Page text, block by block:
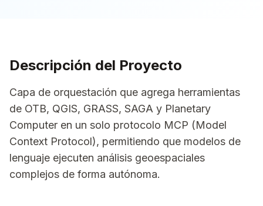
Descripción del Proyecto
Capa de orquestación que agrega herramientas
de OTB, QGIS, GRASS, SAGA y Planetary
Computer en un solo protocolo MCP (Model
Context Protocol), permitiendo que modelos de
lenguaje ejecuten análisis geoespaciales
complejos de forma autónoma.